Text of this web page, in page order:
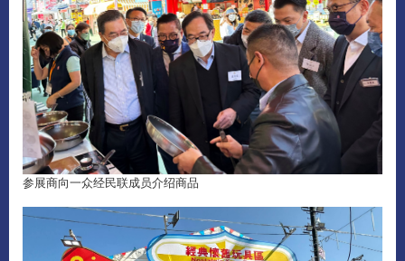
参展商向一众经民联成员介绍商品